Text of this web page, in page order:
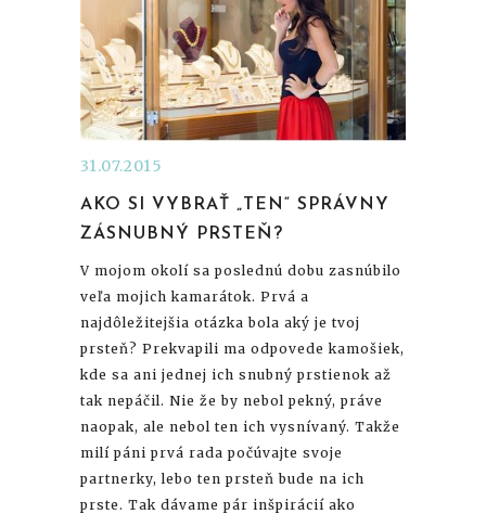
31.07.2015
AKO SI VYBRAŤ „TEN“ SPRÁVNY
ZÁSNUBNÝ PRSTEŇ?
V mojom okolí sa poslednú dobu zasnúbilo
veľa mojich kamarátok. Prvá a
najdôležitejšia otázka bola aký je tvoj
prsteň? Prekvapili ma odpovede kamošiek,
kde sa ani jednej ich snubný prstienok až
tak nepáčil. Nie že by nebol pekný, práve
naopak, ale nebol ten ich vysnívaný. Takže
milí páni prvá rada počúvajte svoje
partnerky, lebo ten prsteň bude na ich
prste. Tak dávame pár inšpirácií ako